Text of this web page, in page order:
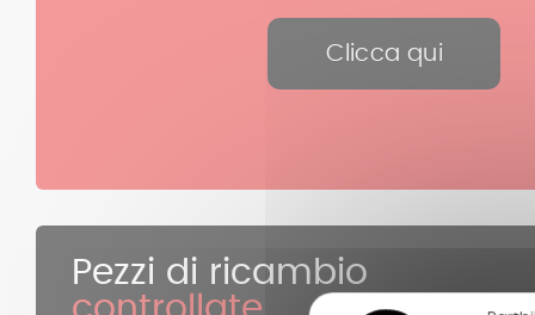
Clicca qui
Pezzi di ricambio